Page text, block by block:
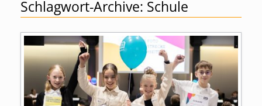
Schlagwort-Archive: Schule